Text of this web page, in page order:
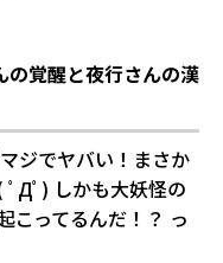
の覚醒と夜行さんの漢
ジでヤバい！まさか
ﾟДﾟ) しかも大妖怪の
こってるんだ！？ っ